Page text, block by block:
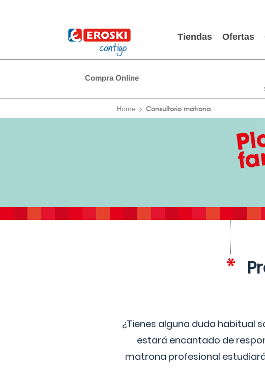
Tiendas Ofertas
Compra Online
Home Consultorio matrona
¿Tienes alguna duda habitual
estará encantado de
matrona profesional